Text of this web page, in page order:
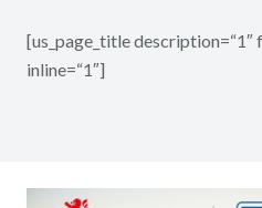
[us_page_title description=“1″
inline=“1″]